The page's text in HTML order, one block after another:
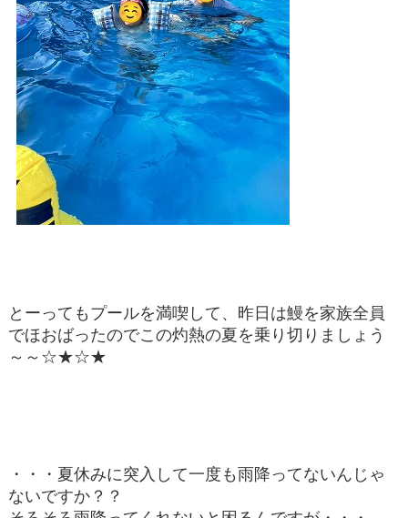
とーってもプールを満喫して、昨日は鰻を家族全員
でほおばったのでこの灼熱の夏を乗り切りましょう
～～☆★☆★
・・・夏休みに突入して一度も雨降ってないんじゃ
ないですか？？